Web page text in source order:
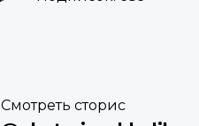
Смотреть сторис